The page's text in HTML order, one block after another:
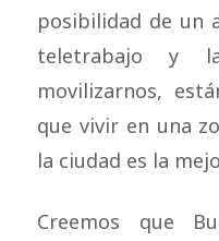
posibilidad de un
teletrabajo y
movilizarnos,
que vivir en una
la ciudad es la
Creemos que